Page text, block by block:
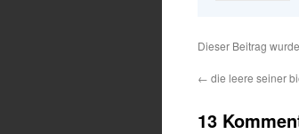
Dieser Beitrag
← die leere seiner
13